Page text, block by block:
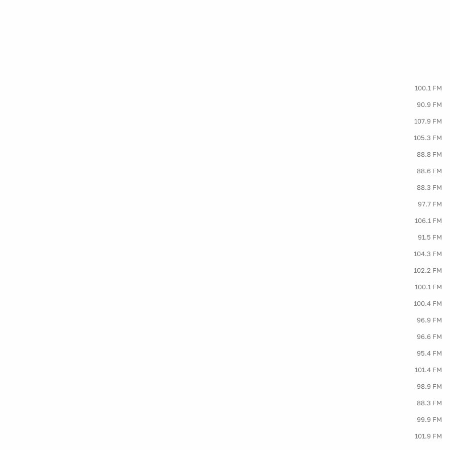
100.1 FM
90.9 FM
107.9 FM
105.3 FM
88.8 FM
88.6 FM
88.3 FM
97.7 FM
106.1 FM
91.5 FM
104.3 FM
102.2 FM
100.1 FM
100.4 FM
96.9 FM
96.6 FM
95.4 FM
101.4 FM
98.9 FM
88.3 FM
99.9 FM
101.9 FM